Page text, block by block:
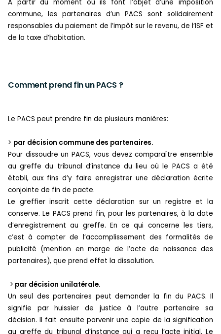
A partir du moment où ils font l’objet d’une imposition
commune, les partenaires d’un PACS sont solidairement
responsables du paiement de l’impôt sur le revenu, de l’ISF et
de la taxe d’habitation.
Comment prend fin un PACS ?
Le PACS peut prendre fin de plusieurs manières:
> par décision commune des partenaires.
Pour dissoudre un PACS, vous devez comparaître ensemble
au greffe du tribunal d’instance du lieu où le PACS a été
établi, aux fins d’y faire enregistrer une déclaration écrite
conjointe de fin de pacte.
Le greffier inscrit cette déclaration sur un registre et la
conserve. Le PACS prend fin, pour les partenaires, à la date
d’enregistrement au greffe. En ce qui concerne les tiers,
c’est à compter de l’accomplissement des formalités de
publicité (mention en marge de l’acte de naissance des
partenaires), que prend effet la dissolution.
> par décision unilatérale.
Un seul des partenaires peut demander la fin du PACS. Il
signifie par huissier de justice à l’autre partenaire sa
décision. Il fait ensuite parvenir une copie de la signification
au greffe du tribunal d’instance qui a reçu l’acte initial. Le